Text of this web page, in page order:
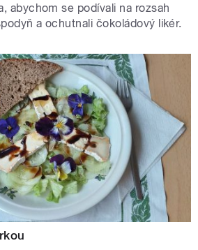
abychom se podívali na rozsah
a ochutnali čokoládový likér.